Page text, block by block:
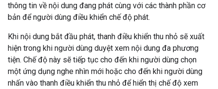
thông tin về nội dung đang phát cùng với các thành phần cơ
bản để người dùng điều khiển chế độ phát.
Khi nội dung bắt đầu phát, thanh điều khiển thu nhỏ sẽ xuất
hiện trong khi người dùng duyệt xem nội dung đa phương
tiện. Chế độ này sẽ tiếp tục cho đến khi người dùng chọn
một ứng dụng nghe nhìn mới hoặc cho đến khi người dùng
nhấn vào thanh điều khiển thu nhỏ để hiển thị chế độ xem